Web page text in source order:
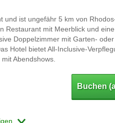
und ist ungefähr 5 km von
Restaurant mit Meerblick und
Doppelzimmer mit Garten- oder
Hotel bietet All-Inclusive-
Abendshows.
Buchen